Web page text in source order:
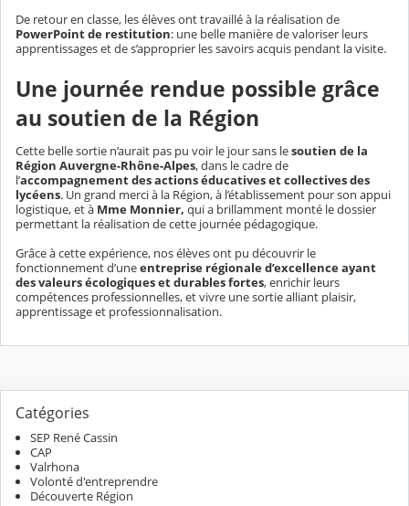
De retour en classe, les élèves ont travaillé à la réalisation de
PowerPoint de restitution: une belle manière de valoriser leurs
apprentissages et de s’approprier les savoirs acquis pendant la visite.
Une journée rendue possible grâce
au soutien de la Région
Cette belle sortie n’aurait pas pu voir le jour sans lesoutien de la
Région Auvergne-Rhône-Alpes, dans le cadre de
l’accompagnement des actions éducatives et collectives des
lycéens. Un grand merci à la Région, à l’établissement pour son appui
logistique, et à Mme Monnier, qui a brillamment monté le dossier
permettant la réalisation de cette journée pédagogique.
Grâce à cette expérience, nos élèves ont pu découvrir le
fonctionnement d’uneentreprise régionale d’excellence ayant
des valeurs écologiques et durables fortes, enrichir leurs
compétences professionnelles, et vivre une sortie alliant plaisir,
apprentissage et professionnalisation.
Catégories
SEP René Cassin
CAP
Valrhona
Volonté d'entreprendre
Découverte Région